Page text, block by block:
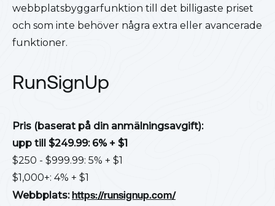
webbplatsbyggarfunktion till det billigaste priset
och som inte behöver några extra eller avancerade
funktioner.
RunSignUp
Pris (baserat på din anmälningsavgift):
upp till $249.99: 6% + $1
$250 - $999.99: 5% + $1
$1,000+: 4% + $1
Webbplats:https://runsignup.com/